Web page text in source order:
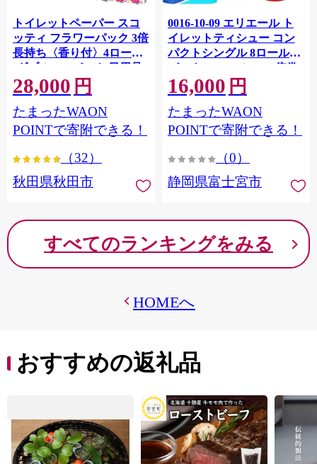
トイレットペーパー スコ
ッティ フラワーパック 3倍
長持ち〈香り付〉4ロール
(ダブル)×12パック 日用品
最短翌日発送 [スコッティ
フラワーパック トイレッ
トペーパー 日本製紙クレ
シア] 秋田県秋田市
28,000 円
たまったWAON
POINTで寄附できる！
（32）
秋田県秋田市
0016-10-09 エリエール ト
イレットティシュー コン
パクトシングル 8ロール×8
パック 64ロール 1.5倍巻
82.5m トイレットペーパー
シングル パルプ100％ 香り
つき 日用品 消耗品 備蓄
16,000 円
たまったWAON
POINTで寄附できる！
（0）
静岡県富士宮市
すべてのランキングをみる
HOMEへ
おすすめの返礼品